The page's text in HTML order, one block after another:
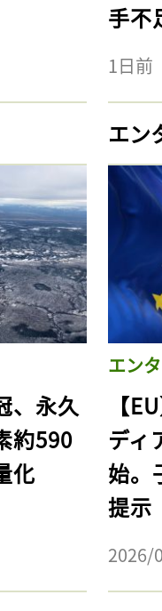
手不
1日前
、永久
約590
化
エン
エン
【
ディ
始。
提示
2026/
に入りに
グインが必
ログイン
会員登録